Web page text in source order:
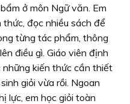
ở môn Ngữ văn. Em
thức, đọc nhiều sách để
từng tác phẩm, thông
điều gì. Giáo viên định
những kiến thức cần thiết
giỏi vừa rồi. Ngoan
lực, em học giỏi toàn